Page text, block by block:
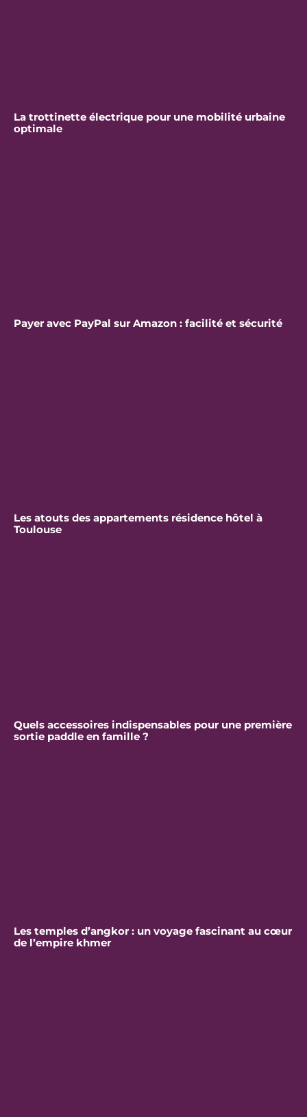
La trottinette électrique pour une mobilité urbaine
optimale
Payer avec PayPal sur Amazon : facilité et sécurité
Les atouts des appartements résidence hôtel à
Toulouse
Quels accessoires indispensables pour une première
sortie paddle en famille ?
Les temples d’angkor : un voyage fascinant au cœur
de l’empire khmer